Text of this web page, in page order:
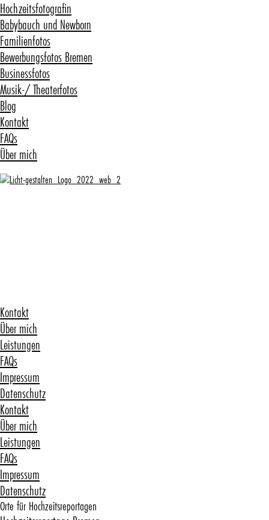
Hochzeitsfotografin
Babybauch und Newborn
Familienfotos
Bewerbungsfotos Bremen
Businessfotos
Musik-/ Theaterfotos
Blog
Kontakt
FAQs
Über mich
Kontakt
Über mich
Leistungen
FAQs
Impressum
Datenschutz
Kontakt
Über mich
Leistungen
FAQs
Impressum
Datenschutz
Orte für Hochzeitsreportagen